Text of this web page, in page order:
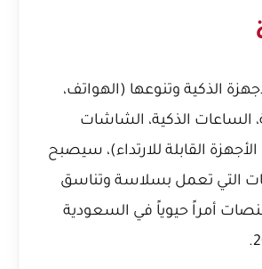
الذكية وتنوعها (الهواتف،
الساعات الذكية، الشاشات
الأجهزة القابلة للارتداء)، سيصبح
التي تعمل بسلاسة وتناسق
أمراً حيوياً في السعودية